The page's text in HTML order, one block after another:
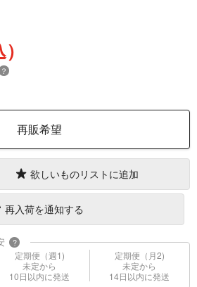
？
再販希望
欲しいものリストに追加
再入荷を通知する
?
定期便（週1)
未定から
10日以内に発送
定期便（月2)
未定から
14日以内に発送